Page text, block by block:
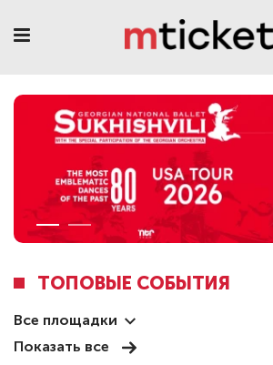
ТОПОВЫЕ СОБЫТИЯ
Все площадки
Показать все